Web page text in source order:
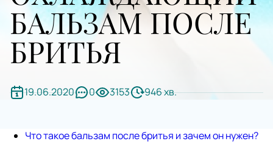
БАЛЬЗАМ ПОСЛЕ
БРИТЬЯ
19.06.2020 0 3153 946 хв.
Что такое бальзам после бритья и зачем он нужен?